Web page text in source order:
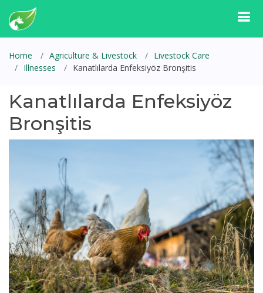
Home Agriculture & Livestock
Livestock Care
Illnesses
Kanatlılarda Enfeksiyöz Bronşitis
Kanatlılarda Enfeksiyöz
Bronşitis